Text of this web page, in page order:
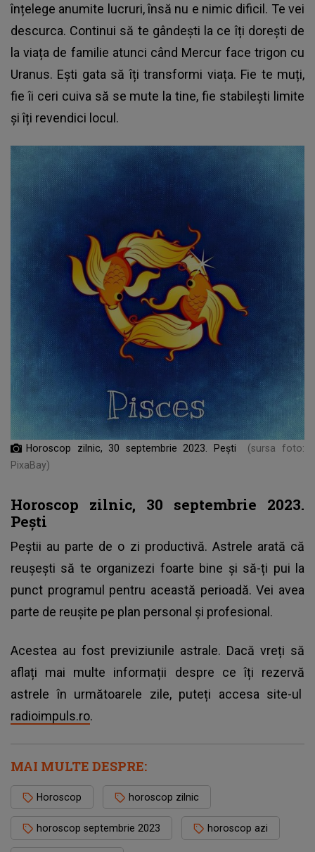
înțelege anumite lucruri, însă nu e nimic dificil. Te vei
descurca. Continui să te gândești la ce îți dorești de
la viața de familie atunci când Mercur face trigon cu
Uranus. Ești gata să îți transformi viața. Fie te muți,
fie îi ceri cuiva să se mute la tine, fie stabilești limite
și îți revendici locul.
Horoscop zilnic, 30 septembrie 2023. Pești
(sursa foto:
PixaBay)
Horoscop zilnic, 30 septembrie 2023.
Pești
Peștii au parte de o zi productivă. Astrele arată că
reușești să te organizezi foarte bine și să-ți pui la
punct programul pentru această perioadă. Vei avea
parte de reușite pe plan personal și profesional.
Acestea au fost previziunile astrale. Dacă vreți să
aflați mai multe informații despre ce îți rezervă
astrele în următoarele zile, puteți accesa site-ul
radioimpuls.ro.
MAI MULTE DESPRE:
Horoscop horoscop zilnic
horoscop septembrie 2023 horoscop azi